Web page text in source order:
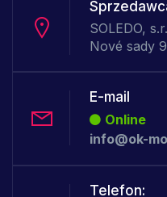
SOLEDO,
Nové sady
E-mail
Online
info@ok-
Telefon: